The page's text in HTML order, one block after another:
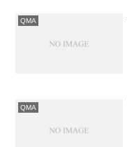
QMA
QMA